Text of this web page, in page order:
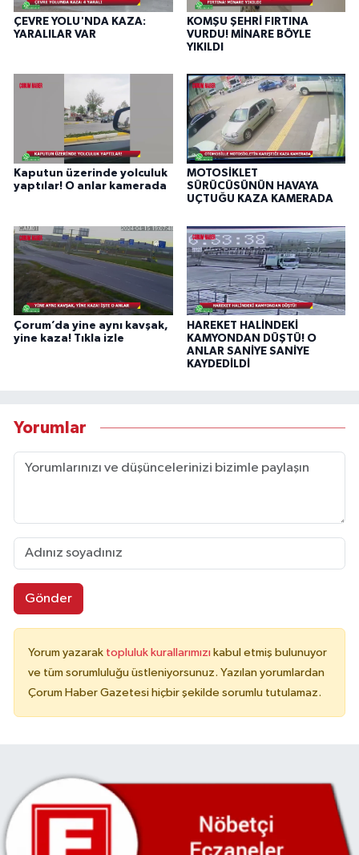
ÇEVRE YOLU'NDA KAZA:
YARALILAR VAR
KOMŞU ŞEHRİ FIRTINA
VURDU! MİNARE BÖYLE
YIKILDI
Kaputun üzerinde yolculuk
yaptılar! O anlar kamerada
MOTOSİKLET
SÜRÜCÜSÜNÜN HAVAYA
UÇTUĞU KAZA KAMERADA
Çorum’da yine aynı kavşak,
yine kaza! Tıkla izle
HAREKET HALİNDEKİ
KAMYONDAN DÜŞTÜ! O
ANLAR SANİYE SANİYE
KAYDEDİLDİ
Yorumlar
Gönder
Yorum yazarak topluluk kurallarımızı kabul etmiş bulunuyor
ve tüm sorumluluğu üstleniyorsunuz. Yazılan yorumlardan
Çorum Haber Gazetesi hiçbir şekilde sorumlu tutulamaz.